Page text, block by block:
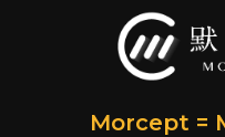
Morcept =